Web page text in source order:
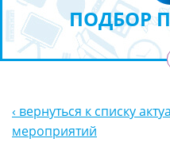
ПОДБОР
‹ вернуться к списку
мероприятий